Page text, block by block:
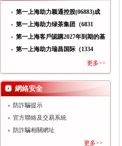
第一上海助力颖通控股(06883)成
功
第一上海助力绿茶集团（6831
HK）
第一上海客戶認購2027年到期的基
第一上海助力瑞昌国际（1334
更多>>
網絡安全
防詐騙提示
官方聯絡及交易系統
防詐騙相關網址
更多>>